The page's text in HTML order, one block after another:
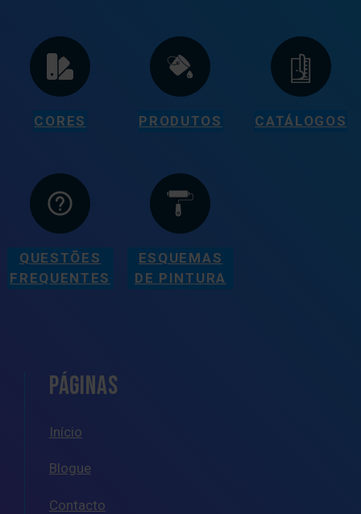
CORES PRODUTOS CATÁLOGOS
QUESTÕES
FREQUENTES
ESQUEMAS
DE PINTURA
PÁGINAS
Início
Blogue
Contacto